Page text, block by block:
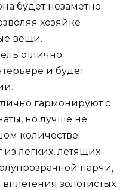
будет незаметно
хозяйке
вещи.
отлично
и будет
гармонируют с
но лучше не
количестве;
легких, летящих
парчи,
золотистых